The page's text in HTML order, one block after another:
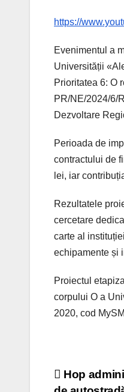
https://
Evenimentul a
Universității
Prioritatea 6: O
PR/NE/2024/6/
Dezvoltare
Perioada de
contractului de
lei, iar
Rezultatele
cercetare
carte al
echipamente și
Proiectul
corpului O a
2020, cod
Post
Hop